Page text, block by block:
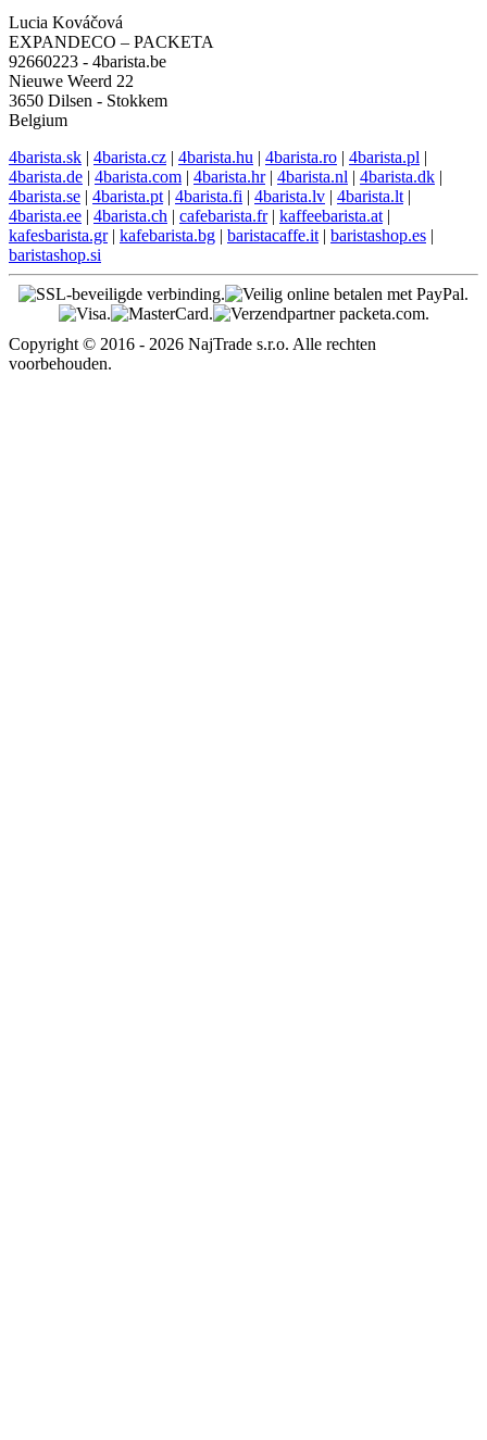
Lucia Kováčová
EXPANDECO – PACKETA
92660223 - 4barista.be
Nieuwe Weerd 22
3650 Dilsen - Stokkem
Belgium
4barista.sk | 4barista.cz | 4barista.hu | 4barista.ro | 4barista.pl |
4barista.de | 4barista.com | 4barista.hr| 4barista.nl | 4barista.dk |
4barista.se | 4barista.pt | 4barista.fi | 4barista.lv | 4barista.lt |
4barista.ee | 4barista.ch | cafebarista.fr| kaffeebarista.at |
kafesbarista.gr| kafebarista.bg | baristacaffe.it | baristashop.es |
baristashop.si
Copyright © 2016 - 2026 NajTrade s.r.o. Alle rechten
voorbehouden.